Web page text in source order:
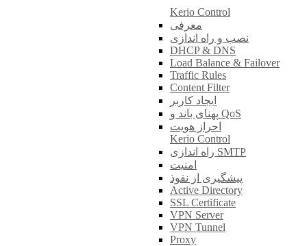
Kerio Control
معرفی
نصب و راه اندازی
DHCP & DNS
Load Balance & Failover
Traffic Rules
Content Filter
ایجاد کاربر
پهنای باند و QoS
احراز هویت
Kerio Control
راه اندازی SMTP
امنیت
پیشگیری از نفوذ
Active Directory
SSL Certificate
VPN Server
VPN Tunnel
Proxy